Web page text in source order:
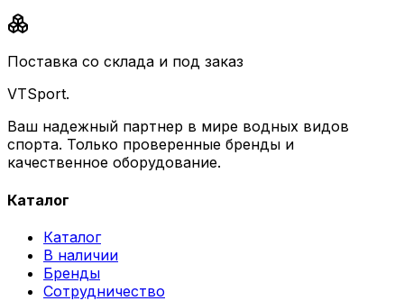
Поставка со склада и под заказ
VTSport.
Ваш надежный партнер в мире водных видов
спорта. Только проверенные бренды и
качественное оборудование.
Каталог
Каталог
В наличии
Бренды
Сотрудничество